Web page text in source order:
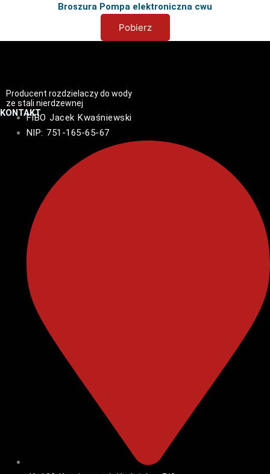
Broszura Pompa elektroniczna cwu
Pobierz
Producent rozdzielaczy do wody
ze stali nierdzewnej
KONTAKTFIBO Jacek Kwaśniewski
NIP: 751-165-65-67